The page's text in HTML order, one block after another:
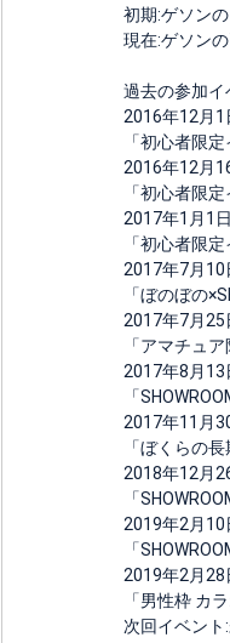
初期:ゲソン
現在:ゲソン
過去の参加イ
2016年12月1
「初心者限
2016年12月
「初心者限
2017年1月1
「初心者限
2017年7月10
「ぼのぼの
2017年7月25
「アマチュ
2017年8月13
「
2017年11月
「ぼくらの
2018年12月
「
2019年2月10
「
2019年2月28
「男性枠 カ
次回イベント